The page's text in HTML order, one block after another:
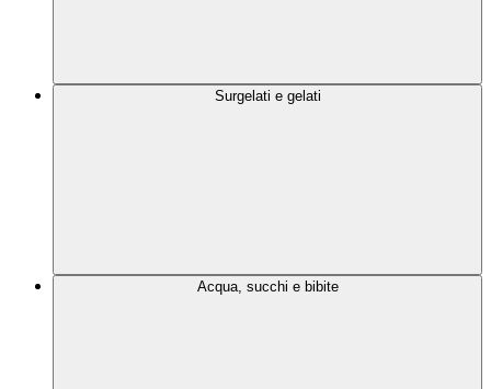
Surgelati e gelati
Acqua, succhi e bibite